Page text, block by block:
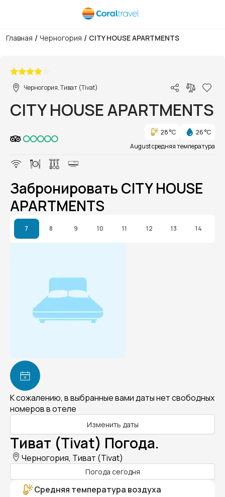
Главная / Черногория / CITY HOUSE APARTMENTS
Черногория, Тиват (Tivat)
CITY HOUSE APARTMENTS
28 °C
26 °C
August средняя температура
Забронировать CITY HOUSE
APARTMENTS
7 8 9 10 11 12 13 14
К сожалению, в выбранные вами даты нет свободных
номеров в отеле
Изменить даты
Тиват (Tivat) Погода.
Черногория, Тиват (Tivat)
Погода сегодня
Средняя температура воздуха